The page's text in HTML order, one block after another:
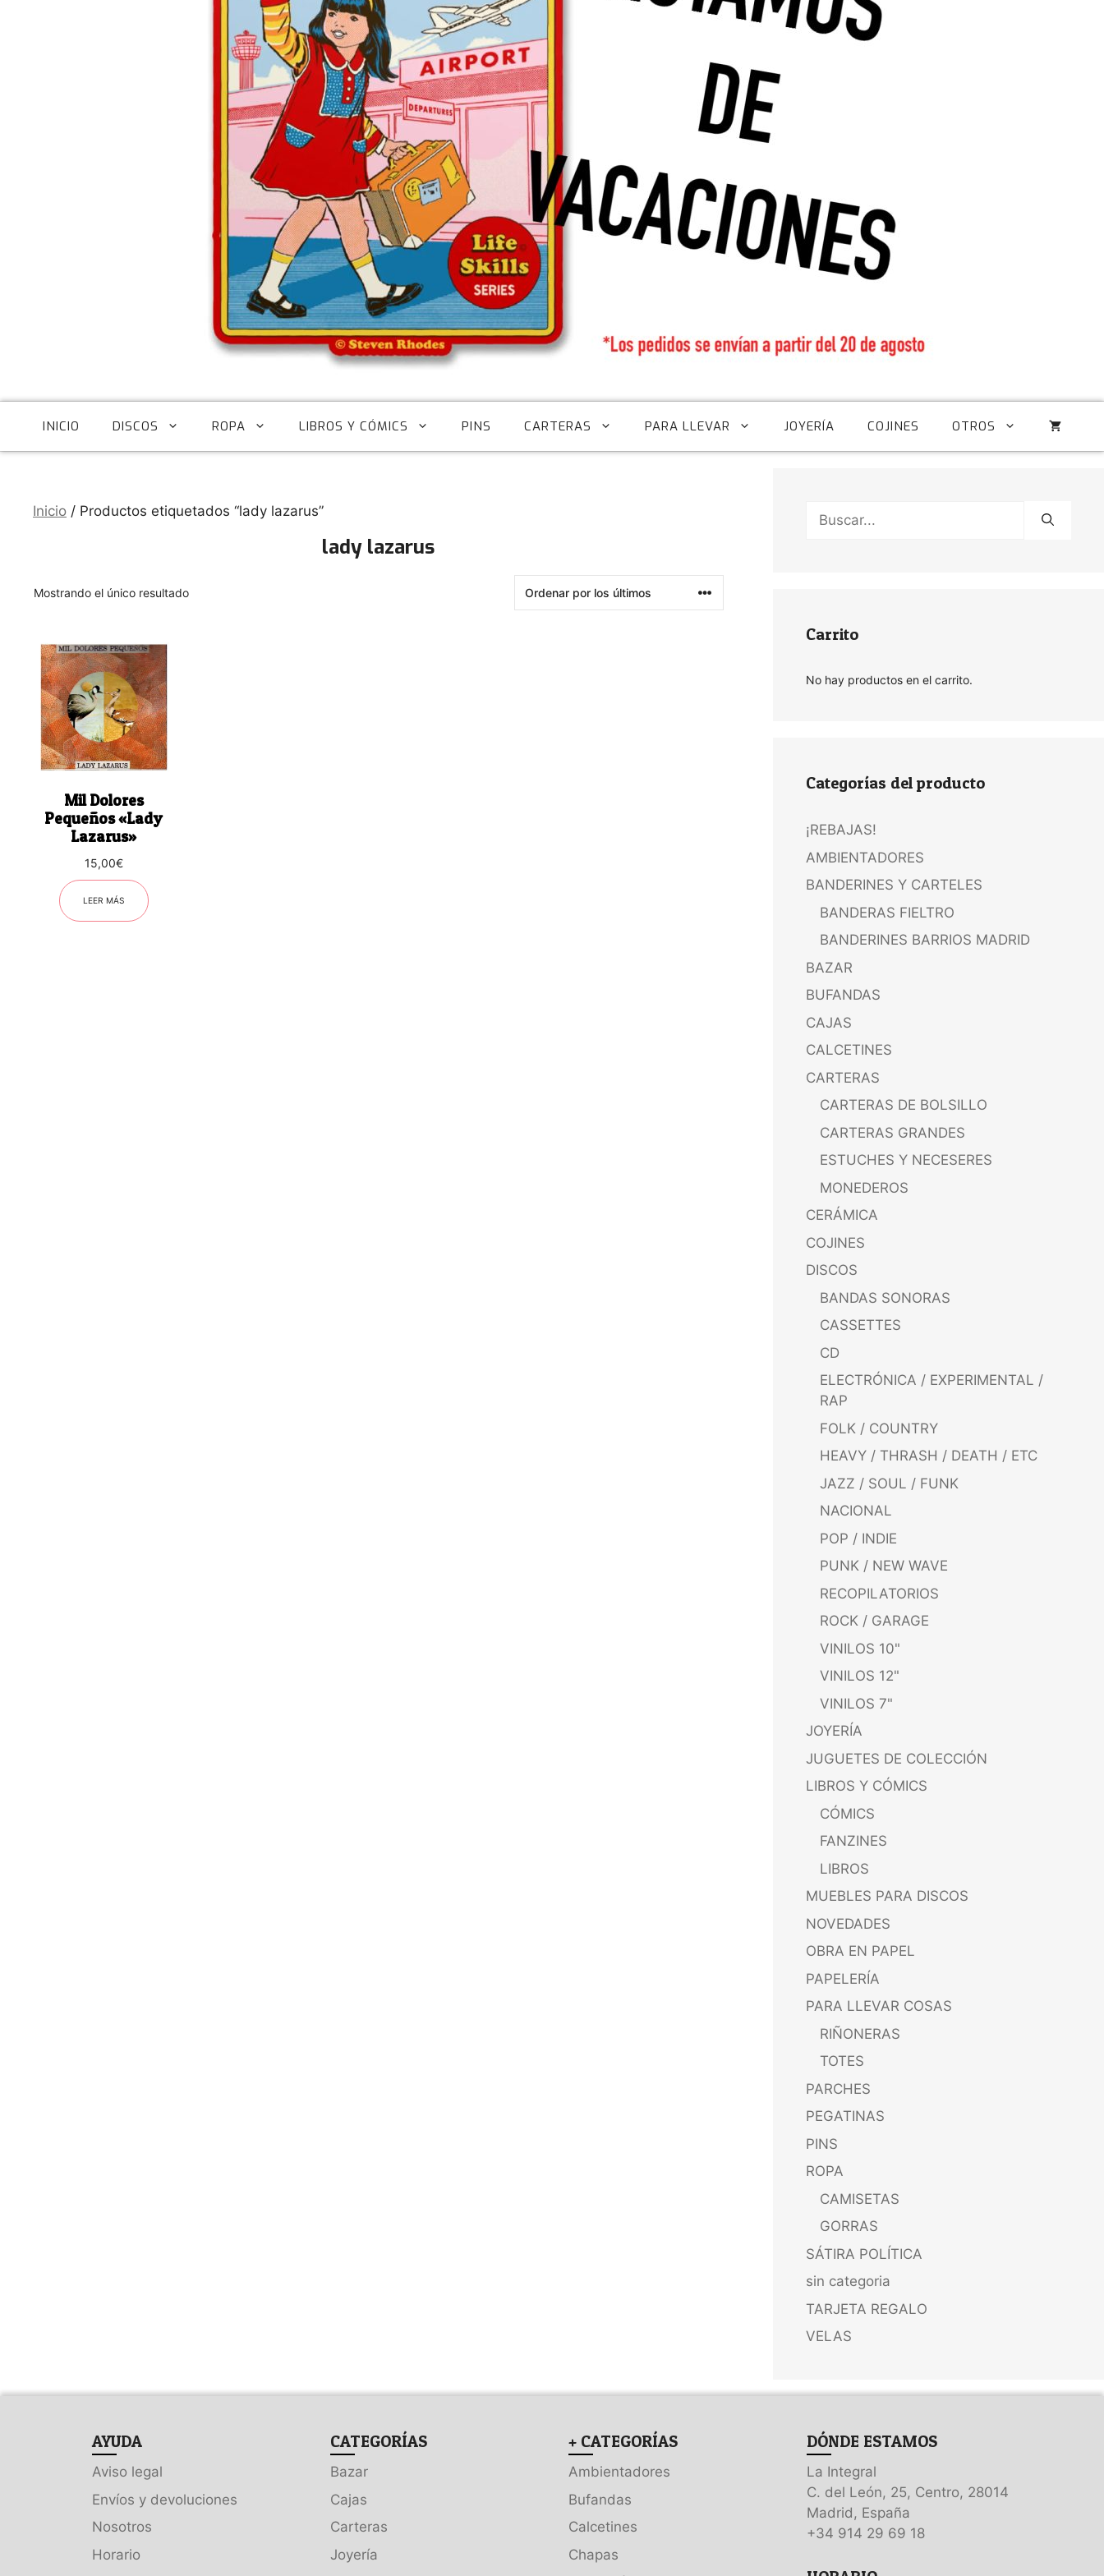
INICIO DISCOS ROPA LIBROS Y CÓMICS PINS CARTERAS PARA LLEVAR JOYERÍA COJINES OTROS
Inicio / Productos etiquetados “lady lazarus”
lady lazarus
Mostrando el único resultado
Mil Dolores
Pequeños «Lady
Lazarus»
15,00€
LEER MÁS
Buscar:
Carrito
No hay productos en el carrito.
Categorías del producto
¡REBAJAS!
AMBIENTADORES
BANDERINES Y CARTELES
BANDERAS FIELTRO
BANDERINES BARRIOS MADRID
BAZAR
BUFANDAS
CAJAS
CALCETINES
CARTERAS
CARTERAS DE BOLSILLO
CARTERAS GRANDES
ESTUCHES Y NECESERES
MONEDEROS
CERÁMICA
COJINES
DISCOS
BANDAS SONORAS
CASSETTES
CD
ELECTRÓNICA / EXPERIMENTAL /
RAP
FOLK / COUNTRY
HEAVY / THRASH / DEATH / ETC
JAZZ / SOUL / FUNK
NACIONAL
POP / INDIE
PUNK / NEW WAVE
RECOPILATORIOS
ROCK / GARAGE
VINILOS 10"
VINILOS 12"
VINILOS 7"
JOYERÍA
JUGUETES DE COLECCIÓN
LIBROS Y CÓMICS
CÓMICS
FANZINES
LIBROS
MUEBLES PARA DISCOS
NOVEDADES
OBRA EN PAPEL
PAPELERÍA
PARA LLEVAR COSAS
RIÑONERAS
TOTES
PARCHES
PEGATINAS
PINS
ROPA
CAMISETAS
GORRAS
SÁTIRA POLÍTICA
sin categoria
TARJETA REGALO
VELAS
AYUDA
Aviso legal
Envíos y devoluciones
Nosotros
Horario
CATEGORÍAS
Bazar
Cajas
Carteras
Joyería
+ CATEGORÍAS
Ambientadores
Bufandas
Calcetines
Chapas
DÓNDE ESTAMOS
La Integral
C. del León, 25, Centro, 28014
Madrid, España
+34 914 29 69 18